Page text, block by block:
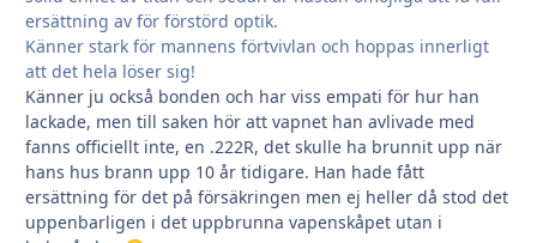
ersättning av för förstörd optik.
Känner stark för mannens förtvivlan och hoppas innerligt
att det hela löser sig!
Känner ju också bonden och har viss empati för hur han
lackade, men till saken hör att vapnet han avlivade med
fanns officiellt inte, en .222R, det skulle ha brunnit upp när
hans hus brann upp 10 år tidigare. Han hade fått
ersättning för det på försäkringen men ej heller då stod det
uppenbarligen i det uppbrunna vapenskåpet utan i